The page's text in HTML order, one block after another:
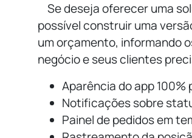
Se deseja oferecer uma
possível construir uma
um orçamento, informando
negócio e seus clientes
Aparência do app 100%
Notificações sobre
Painel de pedidos em